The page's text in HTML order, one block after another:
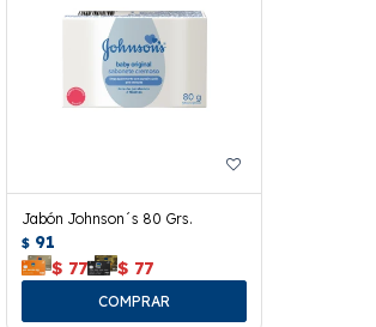
Jabón Johnson´s 80 Grs.
$ 91
$ 77 $ 77